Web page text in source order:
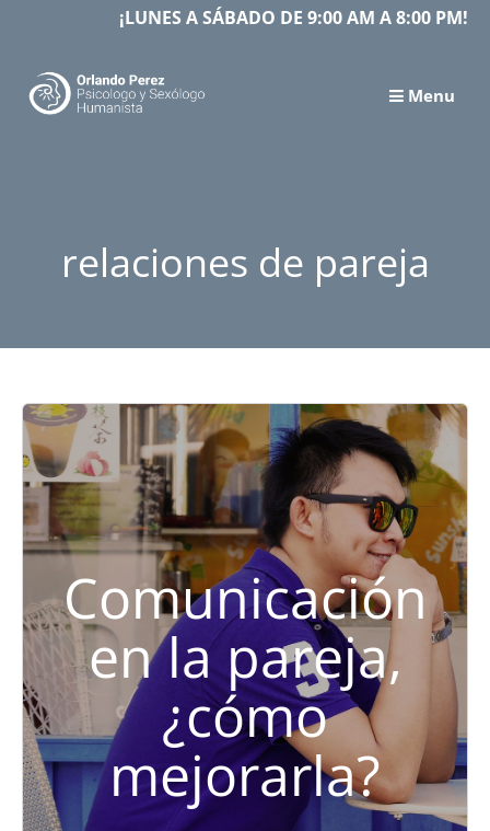
content
¡LUNES A SÁBADO DE 9:00 AM A 8:00 PM!
Menu
relaciones de pareja
Comunicación
en la pareja,
¿cómo
mejorarla?